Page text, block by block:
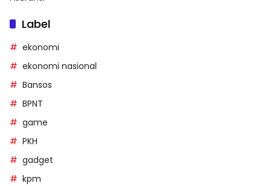
Label
ekonomi
ekonomi nasional
Bansos
BPNT
game
PKH
gadget
kpm